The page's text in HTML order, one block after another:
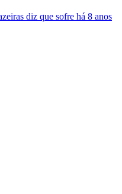
diz que sofre há 8 anos